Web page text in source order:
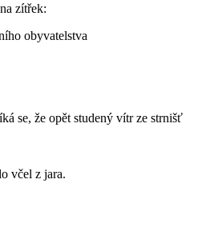
zítřek:
obyvatelstva
se, že opět studený vítr ze strnišť
včel z jara.